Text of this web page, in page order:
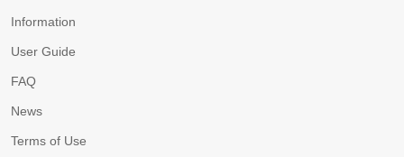
Information
User Guide
FAQ
News
Terms of Use